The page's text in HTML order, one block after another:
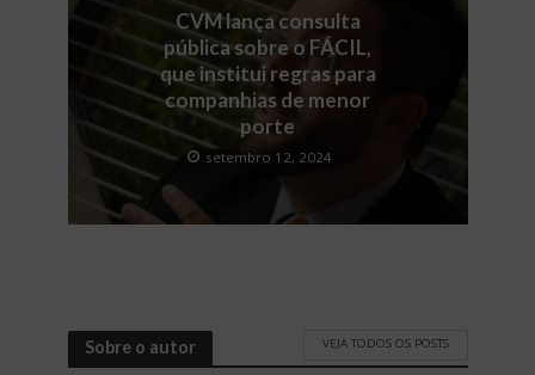
CVM lança consulta
pública sobre o FÁCIL,
que institui regras para
companhias de menor
porte
setembro 12, 2024
Sobre o autor VEJA TODOS OS POSTS